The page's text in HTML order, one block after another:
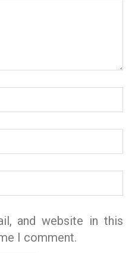
and website in this
I comment.